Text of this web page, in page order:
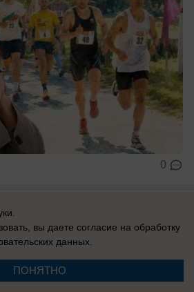
0
вы даете согласие на обработку
данных.
ПОНЯТНО